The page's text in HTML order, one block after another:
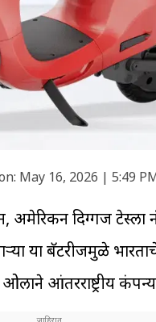
May 16, 2026 | 5:49
अमेरिकन दिग्गज
या बॅटरीजमुळे
ओलाने आंतरराष्ट्रीय